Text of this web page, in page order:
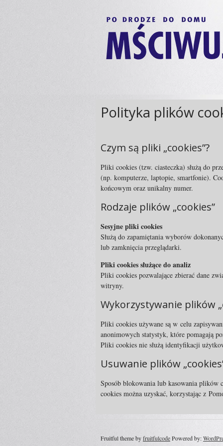
Polityka plików
Czym są pliki „cookies”?
Pliki cookies (tzw. ciasteczka) służą do
(np. komputerze, laptopie, smartfonie).
końcowym oraz unikalny numer.
Rodzaje plików „cookies”
Sesyjne pliki cookies
Służą do zapamiętania wyborów
lub zamknięcia przeglądarki.
Pliki cookies służące do analiz
Pliki cookies pozwalające zbierać dane
witryny.
Wykorzystywanie plików
Pliki cookies używane są w celu
anonimowych statystyk, które pomagają
Pliki cookies nie służą identyfikacji
Usuwanie plików
Sposób blokowania lub kasowania plików
cookies można uzyskać, korzystając z
Fruitful theme byfruitfulcodePowered by: